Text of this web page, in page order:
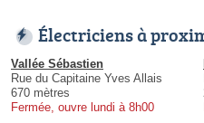
Électriciens à
Vallée Sébastien
Rue du Capitaine Yves Allais
670 mètres
Fermée, ouvre lundi à 8h00